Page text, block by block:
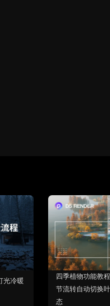
光冷暖
四季植物功能教
节流转自动切换
态